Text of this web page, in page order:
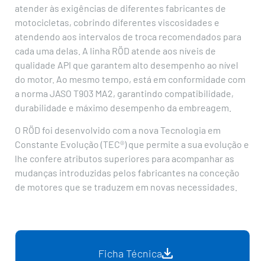
atender às exigências de diferentes fabricantes de
motocicletas, cobrindo diferentes viscosidades e
atendendo aos intervalos de troca recomendados para
cada uma delas. A linha RÖD atende aos níveis de
qualidade API que garantem alto desempenho ao nível
do motor. Ao mesmo tempo, está em conformidade com
a norma JASO T903 MA2, garantindo compatibilidade,
durabilidade e máximo desempenho da embreagem.
O RÖD foi desenvolvido com a nova Tecnologia em
Constante Evolução (TEC®) que permite a sua evolução e
lhe confere atributos superiores para acompanhar as
mudanças introduzidas pelos fabricantes na conceção
de motores que se traduzem em novas necessidades.
Ficha Técnica